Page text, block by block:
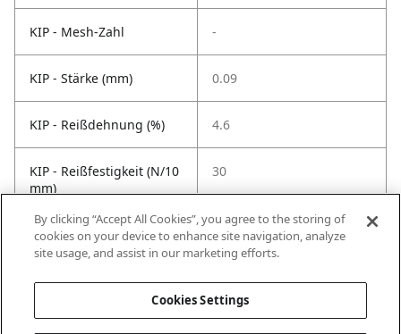
KIP - Mesh-Zahl -
KIP - Stärke (mm) 0.09
KIP - Reißdehnung (%) 4.6
KIP - Reißfestigkeit (N/10
mm)
30
KIP -
Temperaturbeständigkeit
100
By clicking “Accept All Cookies”, you agree to the storing of
cookies on your device to enhance site navigation, analyze
site usage, and assist in our marketing efforts.
Cookies Settings